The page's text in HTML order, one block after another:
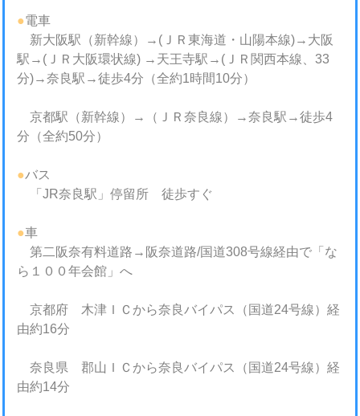
●電車
新大阪駅（新幹線）→(ＪＲ東海道・山陽本線)→大阪
駅→(ＪＲ大阪環状線) →天王寺駅→(ＪＲ関西本線、33
分)→奈良駅→徒歩4分（全約1時間10分）
京都駅（新幹線）→（ＪＲ奈良線）→奈良駅→徒歩4
分（全約50分）
●バス
「JR奈良駅」停留所 徒歩すぐ
●車
第二阪奈有料道路→阪奈道路/国道308号線経由で「な
ら１００年会館」へ
京都府 木津ＩＣから奈良バイパス（国道24号線）経
由約16分
奈良県 郡山ＩＣから奈良バイパス（国道24号線）経
由約14分